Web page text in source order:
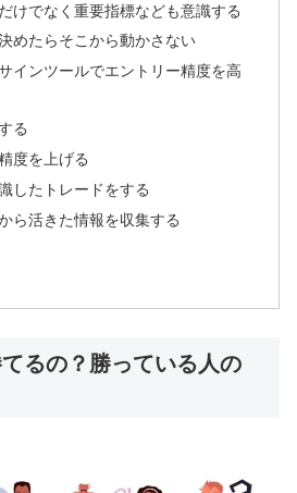
けでなく重要指標なども意識する
めたらそこから動かさない
インツールでエントリー精度を高
る
度を上げる
したトレードをする
ら活きた情報を収集する
るの？勝っている人の